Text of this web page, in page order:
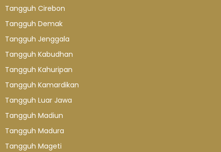
Tangguh Cirebon
Tangguh Demak
Tangguh Jenggala
Tangguh Kabudhan
Tangguh Kahuripan
Tangguh Kamardikan
Tangguh Luar Jawa
Tangguh Madiun
Tangguh Madura
Tangguh Mageti